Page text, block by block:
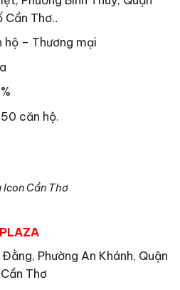
Cần Thơ..
hộ – Thương mại
căn hộ.
Icon Cần Thơ
Phường An Khánh, Quận
Thơ